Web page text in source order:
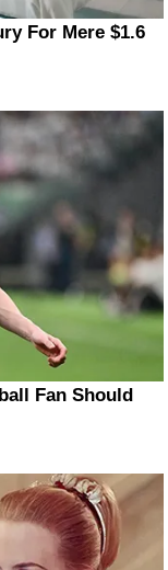
For Mere $1.6
Fan Should